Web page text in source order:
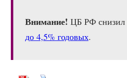
Внимание! ЦБ РФ снизил
до 4,5% годовых.